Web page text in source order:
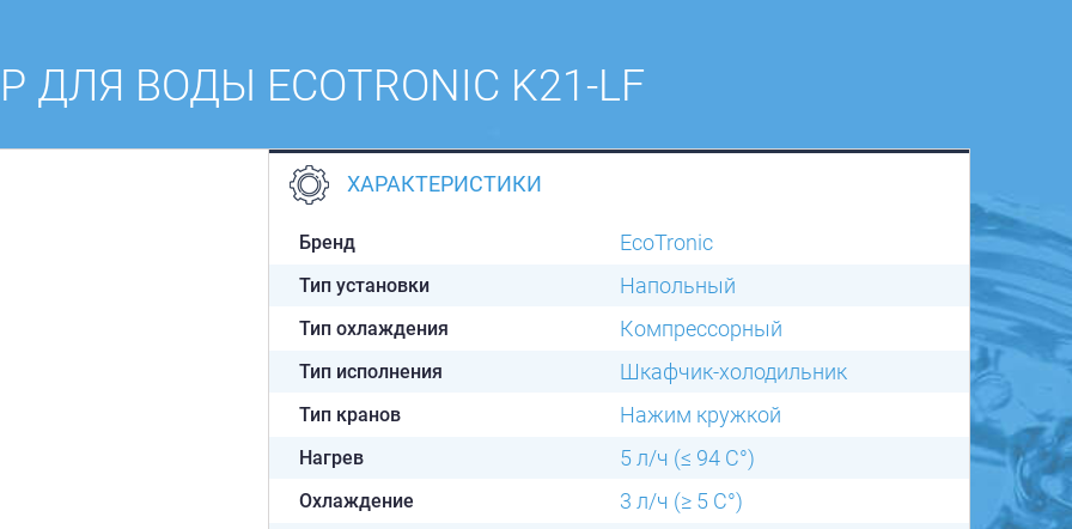
ДЛЯ ВОДЫ ECOTRONIC K21-LF
ХАРАКТЕРИСТИКИ
Бренд EcoTronic
Тип установки Напольный
Тип охлаждения Компрессорный
Тип исполнения Шкафчик-холодильник
Тип кранов Нажим кружкой
Нагрев 5 л/ч (≤ 94 C°)
Охлаждение 3 л/ч (≥ 5 C°)